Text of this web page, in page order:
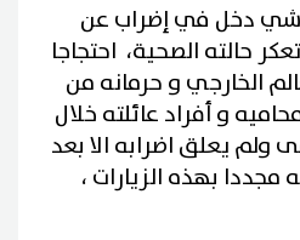
دخل في إضراب عن
حالته الصحية، احتجاجا
الخارجي و حرمانه من
و أفراد عائلته خلال
ولم يعلق اضرابه الا بعد
مجددا بهذه الزيارات ،